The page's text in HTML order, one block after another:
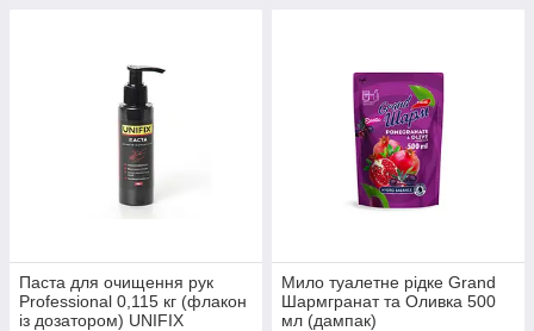
Паста для очищення рук
Professional 0,115 кг (флакон
із дозатором) UNIFIX
Мило туалетне рідке Grand
Шармгранат та Оливка 500
мл (дампак)